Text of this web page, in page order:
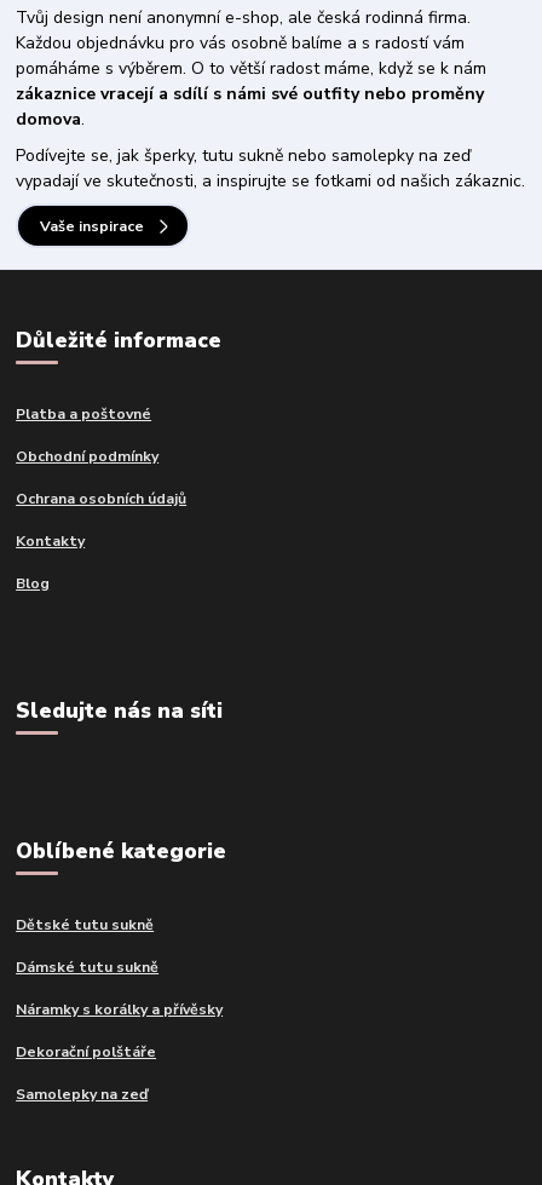
Tvůj design není anonymní e-shop, ale česká rodinná firma.
Každou objednávku pro vás osobně balíme a s radostí vám
pomáháme s výběrem. O to větší radost máme, když se k nám
zákaznice vracejí a sdílí s námi své outfity nebo proměny
domova.
Podívejte se, jak šperky, tutu sukně nebo samolepky na zeď
vypadají ve skutečnosti, a inspirujte se fotkami od našich zákaznic.
Vaše inspirace
Důležité informace
Platba a poštovné
Obchodní podmínky
Ochrana osobních údajů
Kontakty
Blog
Sledujte nás na síti
Oblíbené kategorie
Dětské tutu sukně
Dámské tutu sukně
Náramky s korálky a přívěsky
Dekorační polštáře
Samolepky na zeď
Kontakty